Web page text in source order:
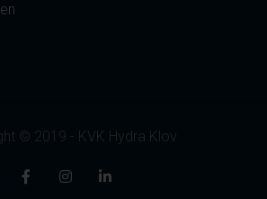
© 2019 - KVK Hydra Klov